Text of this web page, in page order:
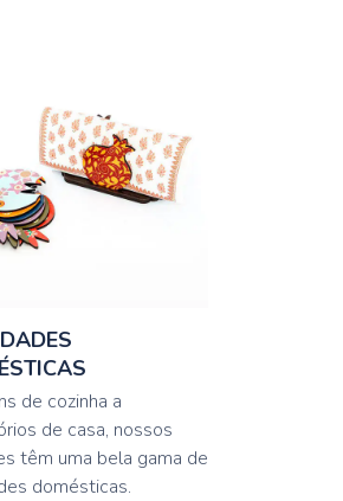
de cozinha a
de casa, nossos
têm uma bela gama de
domésticas.